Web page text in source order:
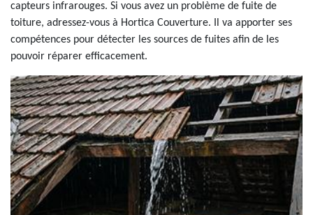
capteurs infrarouges. Si vous avez un problème de fuite de
toiture, adressez-vous à Hortica Couverture. Il va apporter ses
compétences pour détecter les sources de fuites afin de les
pouvoir réparer efficacement.